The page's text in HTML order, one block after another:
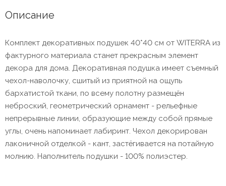
Описание
Комплект декоративных подушек 40*40 см от WITERRA из
фактурного материала станет прекрасным элемент
декора для дома. Декоративная подушка имеет съемный
чехол-наволочку, сшитый из приятной на ощупь
бархатистой ткани, по всему полотну размещён
неброский, геометрический орнамент - рельефные
непрерывные линии, образующие между собой прямые
углы, очень напоминает лабиринт. Чехол декорирован
лаконичной отделкой - кант, застёгивается на потайную
молнию. Наполнитель подушки - 100% полиэстер.